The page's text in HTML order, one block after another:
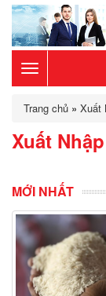
navigation
Trang chủ » Xuất
Xuất
MỚI NHẤT